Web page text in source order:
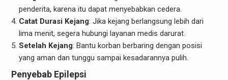
penderita, karena itu dapat menyebabkan cedera.
Catat Durasi Kejang: Jika kejang berlangsung lebih dari
lima menit, segera hubungi layanan medis darurat.
Setelah Kejang: Bantu korban berbaring dengan posisi
yang aman dan tunggu sampai kesadarannya pulih.
Penyebab Epilepsi